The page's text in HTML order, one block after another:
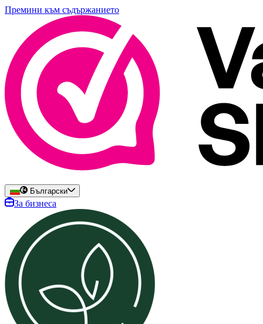
Премини към съдържанието
Български
За бизнеса